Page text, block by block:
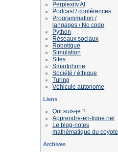
Perplexity AI
Podcast / conférences
Programmation /
langages / No code
Python
Réseaux sociaux
Robotique
Simulation
Sites
Smartphone
Société / éthique
Turing
Véhicule autonome
Liens
Qui suis-je ?
Apprendre-en-ligne.net
Le blog-notes
mathématique du coyote
Archives